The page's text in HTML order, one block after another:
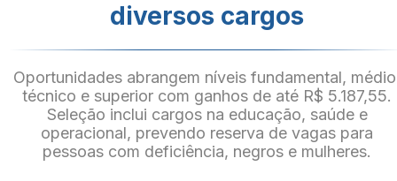
diversos cargos
Oportunidades abrangem níveis fundamental,
técnico e superior com ganhos de até R$ 5.187,55.
Seleção inclui cargos na educação, saúde e
operacional, prevendo reserva de vagas para
pessoas com deficiência, negros e mulheres.